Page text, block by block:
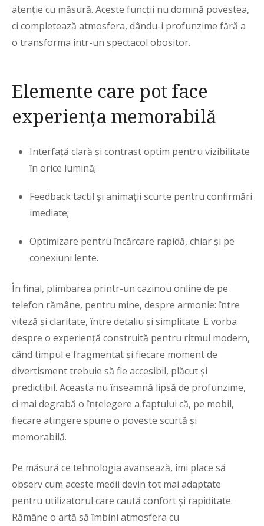
atenție cu măsură. Aceste funcții nu domină povestea,
ci completează atmosfera, dându-i profunzime fără a
o transforma într-un spectacol obositor.
Elemente care pot face
experiența memorabilă
Interfață clară și contrast optim pentru vizibilitate
în orice lumină;
Feedback tactil și animații scurte pentru confirmări
imediate;
Optimizare pentru încărcare rapidă, chiar și pe
conexiuni lente.
În final, plimbarea printr-un cazinou online de pe
telefon rămâne, pentru mine, despre armonie: între
viteză și claritate, între detaliu și simplitate. E vorba
despre o experiență construită pentru ritmul modern,
când timpul e fragmentat și fiecare moment de
divertisment trebuie să fie accesibil, plăcut și
predictibil. Aceasta nu înseamnă lipsă de profunzime,
ci mai degrabă o înțelegere a faptului că, pe mobil,
fiecare atingere spune o poveste scurtă și
memorabilă.
Pe măsură ce tehnologia avansează, îmi place să
observ cum aceste medii devin tot mai adaptate
pentru utilizatorul care caută confort și rapiditate.
Rămâne o artă să îmbini atmosfera cu